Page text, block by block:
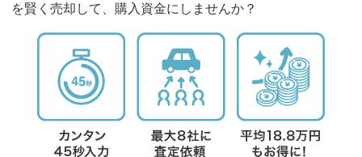
を賢く売却して、購入資金にしませんか？